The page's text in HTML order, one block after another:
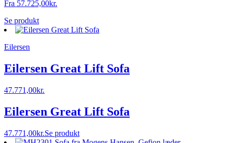
Fra 57.725,00kr.
Se produkt
Eilersen
Eilersen Great Lift Sofa
47.771,00kr.
Eilersen Great Lift Sofa
47.771,00kr.Se produkt